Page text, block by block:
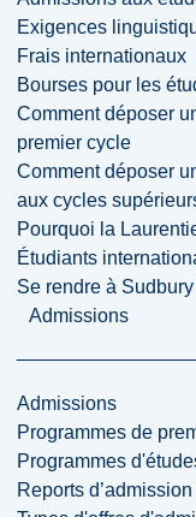
Exigences
Frais internationaux
Bourses pour les
Comment déposer
premier cycle
Comment déposer
aux cycles
Pourquoi la
Étudiants
Se rendre à Sudbury
Admissions
Admissions
Programmes de
Programmes
Reports d’admission